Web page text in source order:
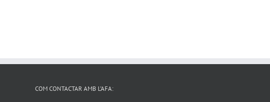
COM CONTACTAR AMB L’AFA: